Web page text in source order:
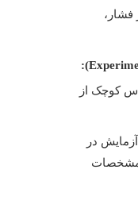
فشار،
کوچک از
در
مشخصات